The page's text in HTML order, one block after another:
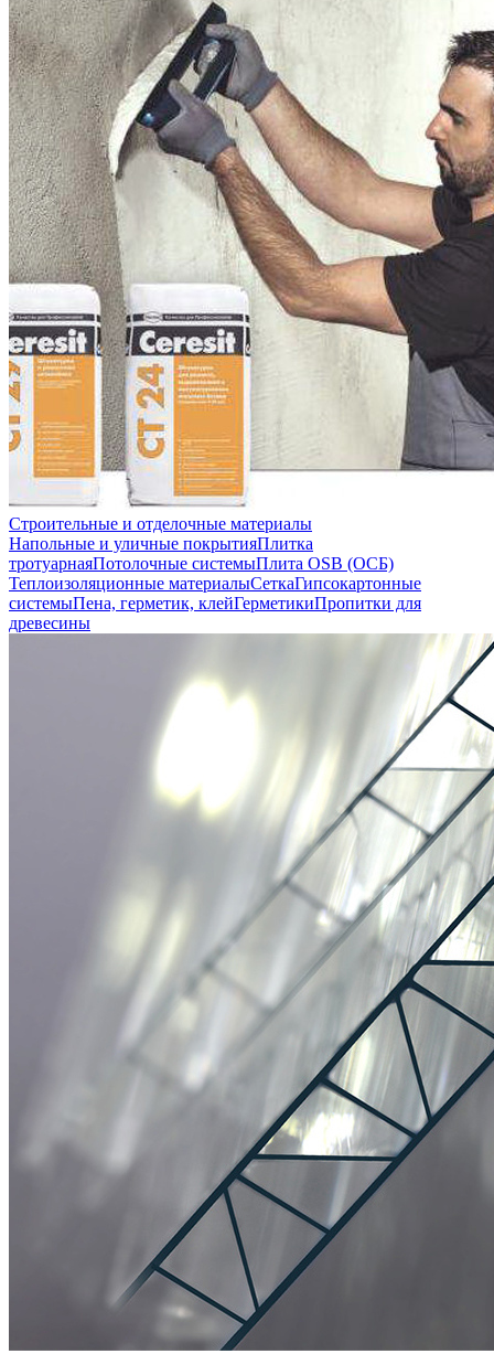
Строительные и отделочные материалы
Напольные и уличные покрытияПлитка
тротуарнаяПотолочные системыПлита OSB (ОСБ)
Теплоизоляционные материалыСеткаГипсокартонные
системыПена, герметик, клейГерметикиПропитки для
древесины